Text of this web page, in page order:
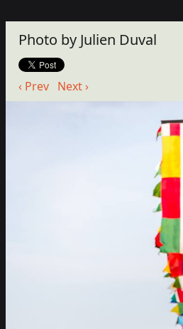
Photo by Julien Duval
‹ Prev Next ›